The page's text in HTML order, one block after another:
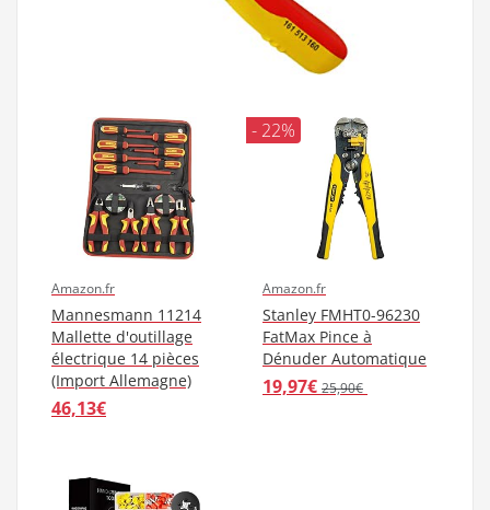
Amazon.fr
Mannesmann 11214
Mallette d'outillage
électrique 14 pièces
(Import Allemagne)
46,13€
- 22%
Amazon.fr
Stanley FMHT0-96230
FatMax Pince à
Dénuder Automatique
19,97€ 25,90€